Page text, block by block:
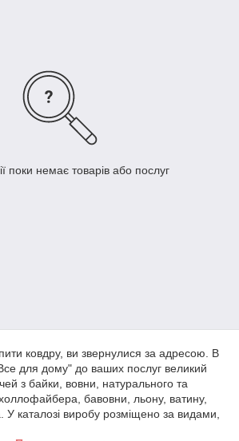
поки немає товарів або послуг
ковдру, ви звернулися за адресою. В
для дому" до ваших послуг великий
з байки, вовни, натурального та
бавовни, льону, ватину,
У каталозі виробу розміщено за видами,